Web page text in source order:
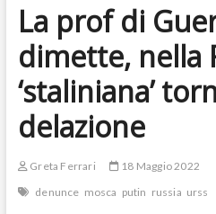
La prof di
dimette, nella
‘staliniana’
delazione
Greta Ferrari
18 Maggio 2022
denunce mosca putin russia urss